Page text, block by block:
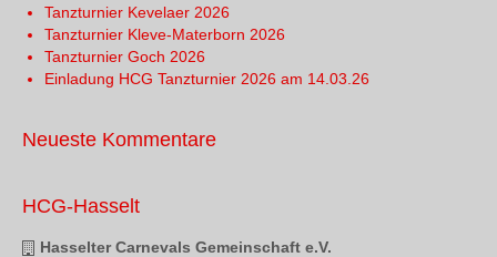
Tanzturnier Kevelaer 2026
Tanzturnier Kleve-Materborn 2026
Tanzturnier Goch 2026
Einladung HCG Tanzturnier 2026 am 14.03.26
Neueste Kommentare
HCG-Hasselt
Hasselter Carnevals Gemeinschaft e.V.